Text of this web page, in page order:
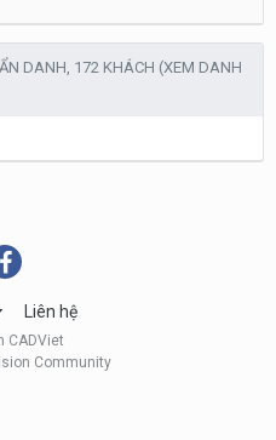
16
DANH, 172 KHÁCH (XEM DANH
Liên hệ
CADViet
Community